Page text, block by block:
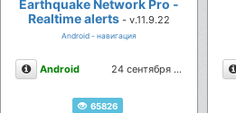
Earthquake Network Pro -
Realtime alerts - v.11.9.22
Android - навигация
Описание
Android 24 сентября 2021
65826